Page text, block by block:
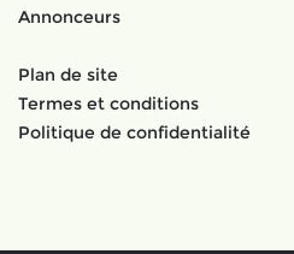
Annonceurs
Plan de site
Termes et conditions
Politique de confidentialité